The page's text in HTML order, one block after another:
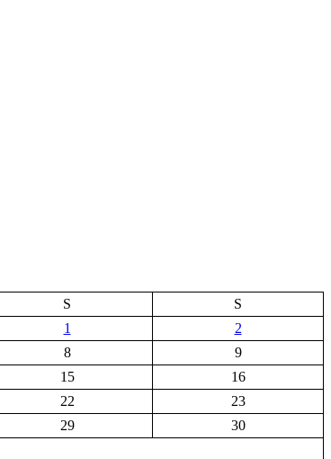
S
S
1
2
8
9
15
16
22
23
29
30